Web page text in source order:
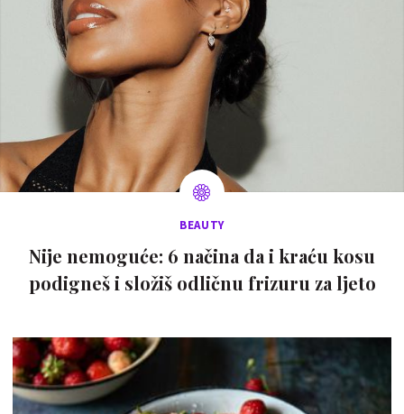
BEAUTY
Nije nemoguće: 6 načina da i kraću kosu
podigneš i složiš odličnu frizuru za ljeto